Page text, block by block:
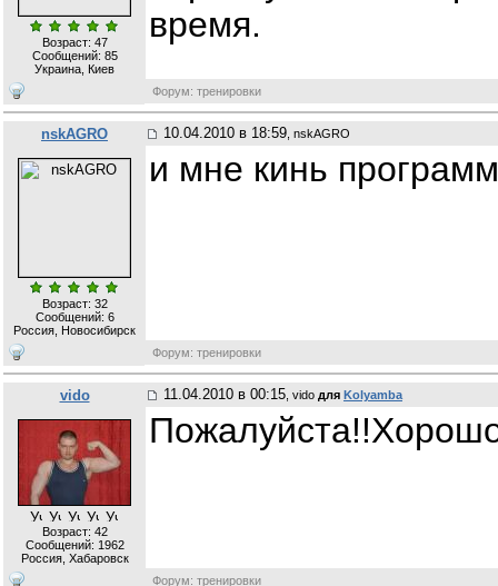
Возраст: 47
Сообщений: 85
Украина, Киев
время.
Форум: тренировки
nskAGRO 10.04.2010 в 18:59 , nskAGRO
Возраст: 32
Сообщений: 6
Россия, Новосибирск
и мне кинь
Форум: тренировки
vido 11.04.2010 в 00:15 , vido для Kolyamba
Возраст: 42
Сообщений: 1962
Россия, Хабаровск
Форум: тренировки